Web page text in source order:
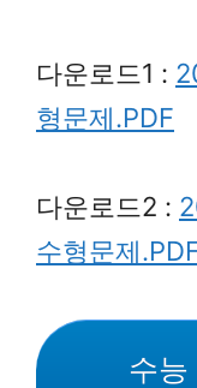
다운로드1 :
형문제.PDF
다운로드2 :
수형문제
수능